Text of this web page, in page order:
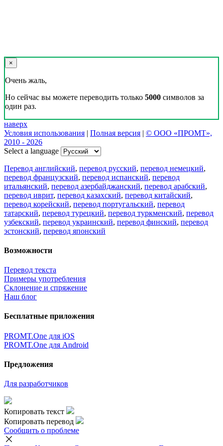
×
Очень жаль,
Но сейчас вы можете переводить только 5000 символов за
один раз.
наверх
Условия использования | Полная версия | © ООО «ПРОМТ»,
2010 - 2026
Select a language
Перевод английский, перевод русский, перевод немецкий,
перевод французский, перевод испанский, перевод
итальянский, перевод азербайджанский, перевод арабский,
перевод иврит, перевод казахский, перевод китайский,
перевод корейский, перевод португальский, перевод
татарский, перевод турецкий, перевод туркменский, перевод
узбекский, перевод украинский, перевод финский, перевод
эстонский, перевод японский
Возможности
Перевод текста
Примеры употребления
Склонение и спряжение
Наш блог
Бесплатные приложения
PROMT.One для iOS
PROMT.One для Android
Предложения
Для разработчиков
Копировать текст
Копировать перевод
Сообщить о проблеме